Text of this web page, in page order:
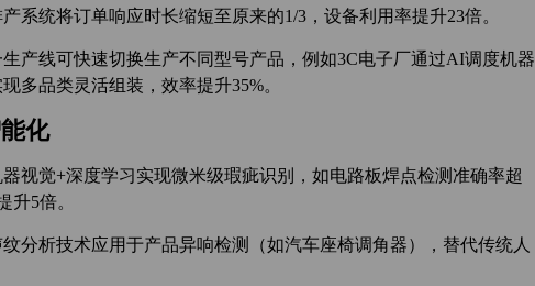
系统将订单响应时长缩短至原来的1/3，设备利用率提升23倍。
生产线可快速切换生产不同型号产品，例如3C电子厂通过AI调度机器
多品类灵活组装，效率提升35%。
化
器视觉+深度学习实现微米级瑕疵识别，如电路板焊点检测准确率超
升5倍。
纹分析技术应用于产品异响检测（如汽车座椅调角器），替代传统人